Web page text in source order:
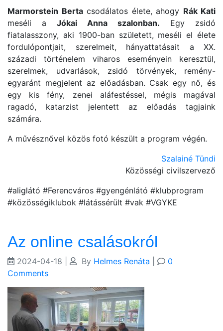
Marmorstein Bertacsodálatos élete, ahogy Rák Kati
meséli a Jókai Anna szalonban. Egy zsidó
fiatalasszony, aki 1900-ban született, meséli el élete
fordulópontjait, szerelmeit, hányattatásait a XX.
századi történelem viharos eseményein keresztül,
szerelmek, udvarlások, zsidó törvények, remény-
egyaránt megjelent az előadásban. Csak egy nő, és
egy kis fény, zenei aláfestéssel, mégis magával
ragadó, katarzist jelentett az előadás tagjaink
számára.
A művésznővel közös fotó készült a program végén.
Szalainé Tündi
Közösségi civilszervező
#aliglátó #Ferencváros #gyengénlátó #klubprogram
#közösségiklubok #látássérült #vak #VGYKE
Az online csalásokról
2024-04-18 By Helmes Renáta
0
Comments